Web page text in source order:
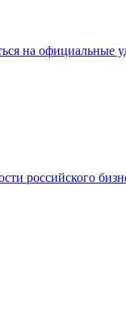
на официальные
российского